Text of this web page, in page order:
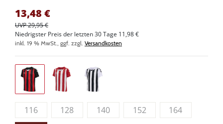
13,48 €
UVP 29,95 €
Niedrigster Preis der letzten 30 Tage 11,98 €
inkl. 19 % MwSt., ggf. zzgl. Versandkosten
116 128 140 152
164